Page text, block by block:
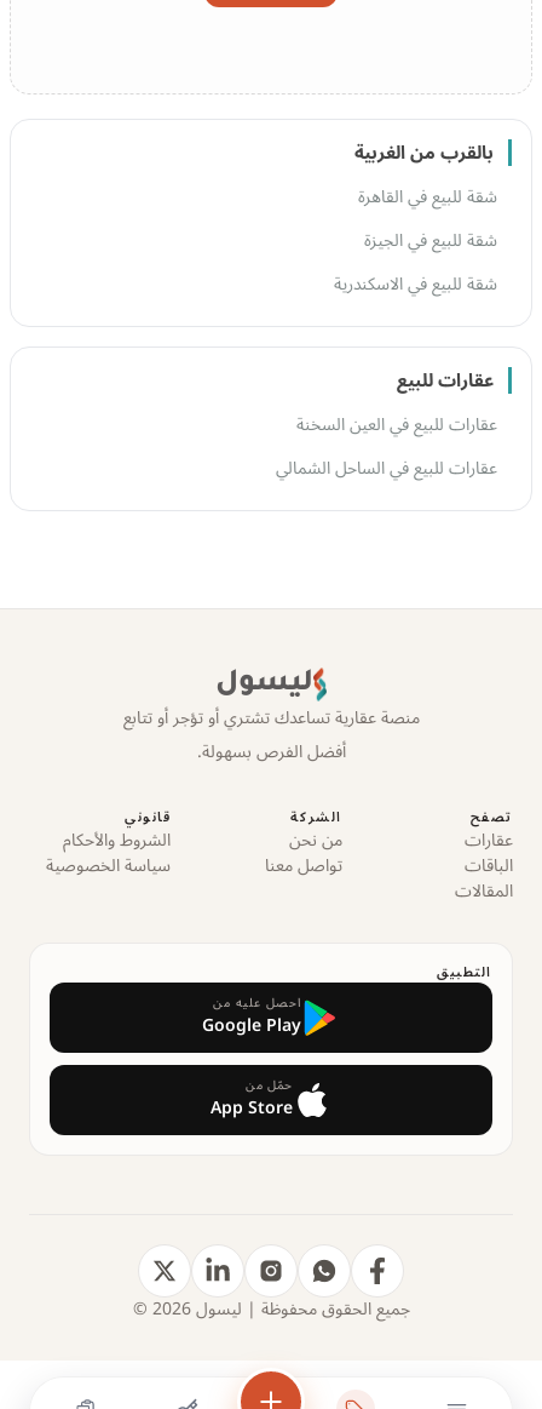
بالقرب من الغربية
شقة للبيع في القاهرة
شقة للبيع في الجيزة
شقة للبيع في الاسكندرية
عقارات للبيع
عقارات للبيع في العين السخنة
عقارات للبيع في الساحل الشمالي
ليسول
منصة عقارية تساعدك تشتري أو تؤجر أو تتابع
أفضل الفرص بسهولة.
تصفح
عقارات
الباقات
المقالات
الشركة
من نحن
تواصل معنا
قانوني
الشروط والأحكام
سياسة الخصوصية
التطبيق
احصل عليه من
Google Play
حمّل من
App Store
جميع الحقوق محفوظة | ليسول 2026 ©